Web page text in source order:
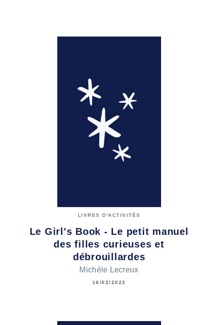
LIVRES D'ACTIVITÉS
Le Girl's Book - Le petit manuel
des filles curieuses et
débrouillardes
Michèle Lecreux
16/02/2022